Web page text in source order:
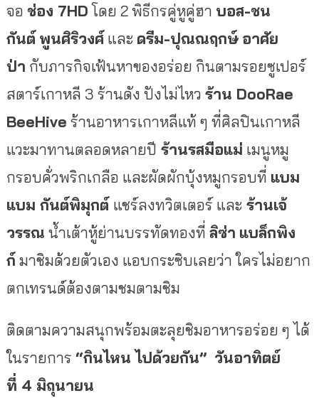
จอ ช่อง 7HDโดย 2 พิธีกรคู่หูคู่ฮา บอส-ชน
กันต์ พูนศิริวงศ์และ ดรีม-ปุณณฤกษ์ อาศัย
ป่า กับภารกิจเฟ้นหาของอร่อย กินตามรอยซูเปอร์
สตาร์เกาหลี 3 ร้านดัง ปังไม่ไหว ร้าน DooRae
BeeHive ร้านอาหารเกาหลีแท้ ๆ ที่ศิลปินเกาหลี
แวะมาทานตลอดหลายปี ร้านรสมือแม่ เมนูหมู
กรอบคั่วพริกเกลือ และผัดผักบุ้งหมูกรอบที่ แบม
แบม กันต์พิมุกต์ แชร์ลงทวิตเตอร์ และร้านเจ้
วรรณ น้ำเต้าหู้ย่านบรรทัดทองที่ ลิซ่า แบล็กพิง
ก์มาชิมด้วยตัวเอง แอบกระซิบเลยว่า ใครไม่อยาก
ตกเทรนด์ต้องตามชมตามชิม
ติดตามความสนุกพร้อมตะลุยชิมอาหารอร่อย ๆ ได้
ในรายการ “กินไหน ไปด้วยกัน” วันอาทิตย์
ที่ 4 มิถุนายน